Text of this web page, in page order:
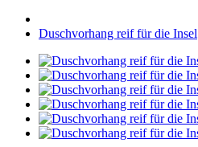
Duschvorhang reif für die Insel